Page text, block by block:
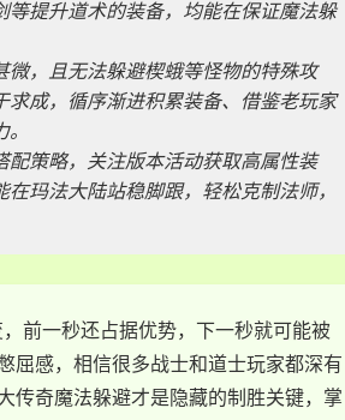
提升道术的装备，均能在保证魔法躲
，且无法躲避楔蛾等怪物的特殊攻
成，循序渐进积累装备、借鉴老玩家
策略，关注版本活动获取高属性装
玛法大陆站稳脚跟，轻松克制法师，
前一秒还占据优势，下一秒就可能被
屈感，相信很多战士和道士玩家都深有
传奇魔法躲避才是隐藏的制胜关键，掌